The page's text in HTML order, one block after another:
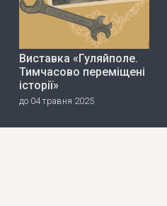
Виставка «Гуляйполе.
Тимчасово переміщені
історії»
до 04 травня 2025